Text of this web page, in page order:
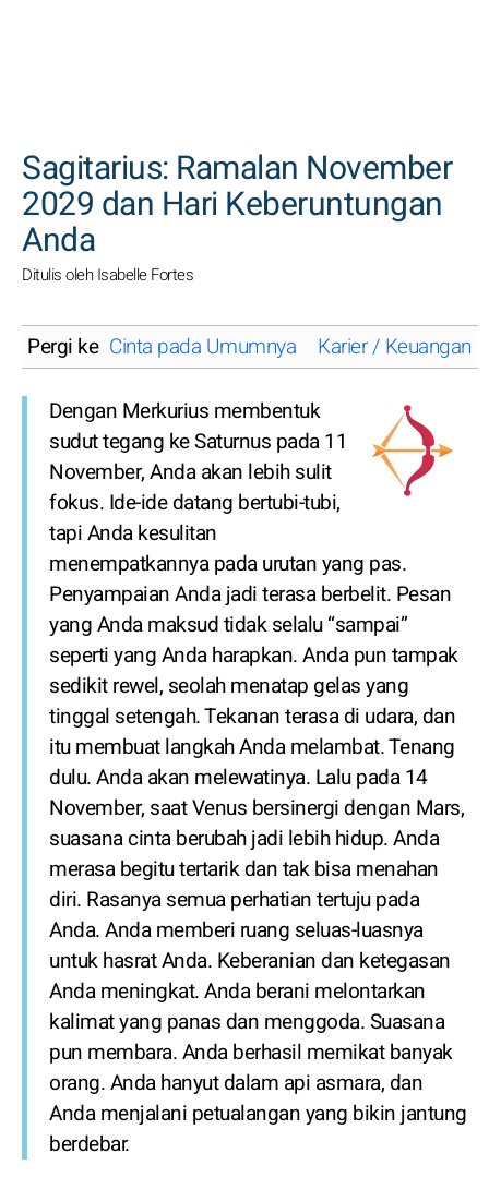
Sagitarius: Ramalan November
2029 dan Hari Keberuntungan
Anda
Ditulis oleh Isabelle Fortes
Pergi ke Cinta pada Umumnya Karier / Keuangan
Dengan Merkurius membentuk
sudut tegang ke Saturnus pada 11
November, Anda akan lebih sulit
fokus. Ide-ide datang bertubi-tubi,
tapi Anda kesulitan
menempatkannya pada urutan yang pas.
Penyampaian Anda jadi terasa berbelit. Pesan
yang Anda maksud tidak selalu “sampai”
seperti yang Anda harapkan. Anda pun tampak
sedikit rewel, seolah menatap gelas yang
tinggal setengah. Tekanan terasa di udara, dan
itu membuat langkah Anda melambat. Tenang
dulu. Anda akan melewatinya. Lalu pada 14
November, saat Venus bersinergi dengan Mars,
suasana cinta berubah jadi lebih hidup. Anda
merasa begitu tertarik dan tak bisa menahan
diri. Rasanya semua perhatian tertuju pada
Anda. Anda memberi ruang seluas-luasnya
untuk hasrat Anda. Keberanian dan ketegasan
Anda meningkat. Anda berani melontarkan
kalimat yang panas dan menggoda. Suasana
pun membara. Anda berhasil memikat banyak
orang. Anda hanyut dalam api asmara, dan
Anda menjalani petualangan yang bikin jantung
berdebar.